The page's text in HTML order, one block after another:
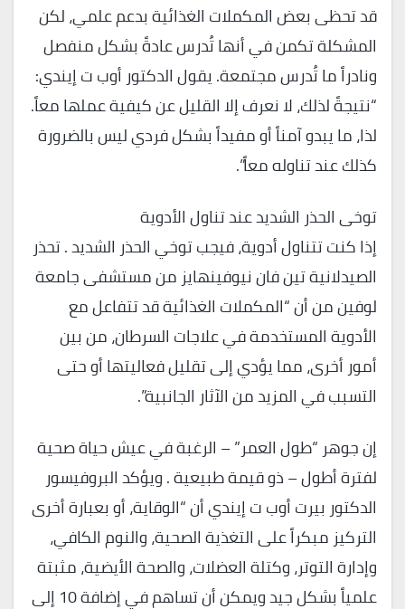
قد تحظى بعض المكملات الغذائية بدعم علمي، لكن
المشكلة تكمن في أنها تُدرس عادةً بشكل منفصل
ونادراً ما تُدرس مجتمعة. يقول الدكتور أوب ت إيندي:
“نتيجةً لذلك، لا نعرف إلا القليل عن كيفية عملها معاً.
لذا، ما يبدو آمناً أو مفيداً بشكل فردي ليس بالضرورة
كذلك عند تناوله معاً”.
توخى الحذر الشديد عند تناول الأدوية
إذا كنت تتناول أدوية، فيجب توخي الحذر الشديد . تحذر
الصيدلانية تين فان نيوفينهايز من مستشفى جامعة
لوفين من أن “المكملات الغذائية قد تتفاعل مع
الأدوية المستخدمة في علاجات السرطان، من بين
أمور أخرى، مما يؤدي إلى تقليل فعاليتها أو حتى
التسبب في المزيد من الآثار الجانبية”.
إن جوهر “طول العمر” – الرغبة في عيش حياة صحية
لفترة أطول – ذو قيمة طبيعية . ويؤكد البروفيسور
الدكتور بيرت أوب ت إيندي أن “الوقاية، أو بعبارة أخرى
التركيز مبكراً على التغذية الصحية، والنوم الكافي،
وإدارة التوتر، وكتلة العضلات، والصحة الأيضية، مثبتة
علمياً بشكل جيد ويمكن أن تساهم في إضافة 10 إلى